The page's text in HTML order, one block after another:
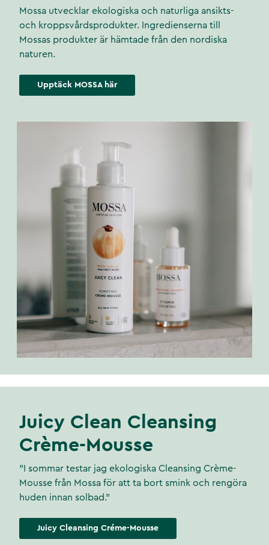
Mossa utvecklar ekologiska och naturliga ansikts-
och kroppsvårdsprodukter. Ingredienserna till
Mossas produkter är hämtade från den nordiska
naturen.
Upptäck MOSSA här
Juicy Clean Cleansing
Crème-Mousse
"I sommar testar jag ekologiska Cleansing Crème-
Mousse från Mossa för att ta bort smink och rengöra
huden innan solbad."
Juicy Cleansing Créme-Mousse